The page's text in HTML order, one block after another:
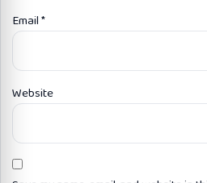
Email*
Website